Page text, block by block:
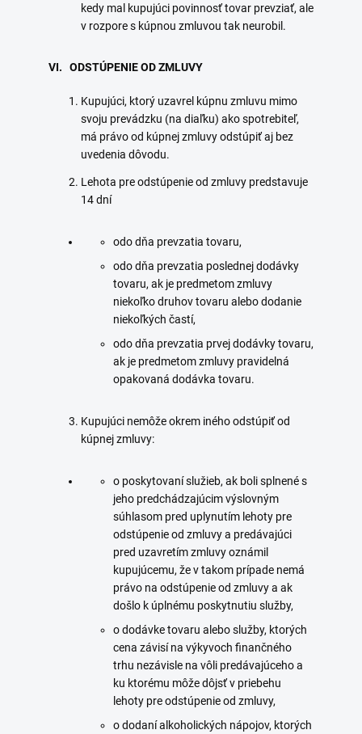
kedy mal kupujúci povinnosť tovar prevziať, ale
v rozpore s kúpnou zmluvou tak neurobil.
VI. ODSTÚPENIE OD ZMLUVY
Kupujúci, ktorý uzavrel kúpnu zmluvu mimo
svoju prevádzku (na diaľku) ako spotrebiteľ,
má právo od kúpnej zmluvy odstúpiť aj bez
uvedenia dôvodu.
Lehota pre odstúpenie od zmluvy predstavuje
14 dní
odo dňa prevzatia tovaru,
odo dňa prevzatia poslednej dodávky
tovaru, ak je predmetom zmluvy
niekoľko druhov tovaru alebo dodanie
niekoľkých častí,
odo dňa prevzatia prvej dodávky tovaru,
ak je predmetom zmluvy pravidelná
opakovaná dodávka tovaru.
Kupujúci nemôže okrem iného odstúpiť od
kúpnej zmluvy:
o poskytovaní služieb, ak boli splnené s
jeho predchádzajúcim výslovným
súhlasom pred uplynutím lehoty pre
odstúpenie od zmluvy a predávajúci
pred uzavretím zmluvy oznámil
kupujúcemu, že v takom prípade nemá
právo na odstúpenie od zmluvy a ak
došlo k úplnému poskytnutiu služby,
o dodávke tovaru alebo služby, ktorých
cena závisí na výkyvoch finančného
trhu nezávisle na vôli predávajúceho a
ku ktorému môže dôjsť v priebehu
lehoty pre odstúpenie od zmluvy,
o dodaní alkoholických nápojov, ktorých